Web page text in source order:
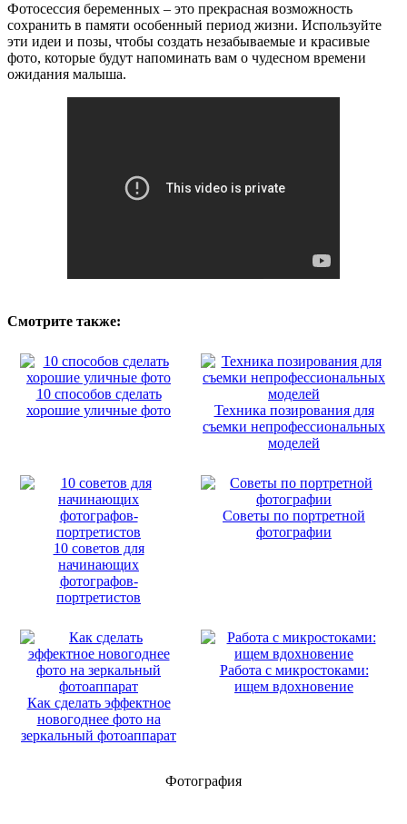
Фотосессия беременных – это прекрасная возможность
сохранить в памяти особенный период жизни. Используйте
эти идеи и позы, чтобы создать незабываемые и красивые
фото, которые будут напоминать вам о чудесном времени
ожидания малыша.
Смотрите также:
10 способов сделать
хорошие уличные фото
Техника позирования для
съемки непрофессиональных
моделей
10 советов для
начинающих
фотографов-
портретистов
Советы по портретной
фотографии
Как сделать эффектное
новогоднее фото на
зеркальный фотоаппарат
Работа с микростоками:
ищем вдохновение
Фотография